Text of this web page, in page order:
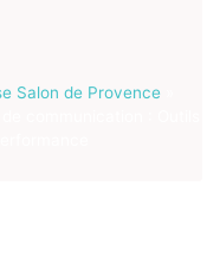
Salon de Provence»